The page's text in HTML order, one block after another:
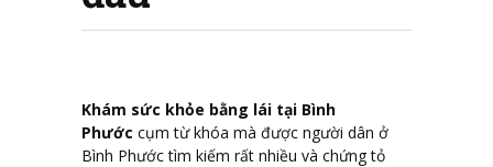
Khám sức khỏe bằng lái tại Bình
Phước cụm từ khóa mà được người dân ở
Bình Phước tìm kiếm rất nhiều và chứng tỏ